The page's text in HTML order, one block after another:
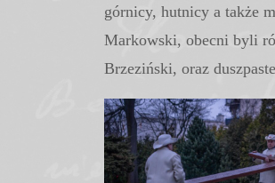
górnicy, hutnicy a także
Markowski, obecni byli
Brzeziński, oraz